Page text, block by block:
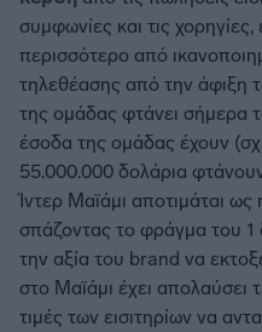
συμφωνίες και τις
περισσότερο από
τηλεθέασης από την άφιξη
της ομάδας φτάνει σήμερα
έσοδα της ομάδας έχουν
55.000.000 δολάρια
Ίντερ Μαϊάμι αποτιμάται
σπάζοντας το φράγμα του 1
την αξία του brand να
στο Μαϊάμι έχει απολαύσει
τιμές των εισιτηρίων να